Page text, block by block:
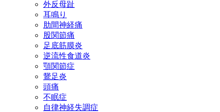
外反母趾
耳鳴り
肋間神経痛
股関節痛
足底筋膜炎
逆流性食道炎
顎関節症
鵞足炎
頭痛
不眠症
自律神経失調症